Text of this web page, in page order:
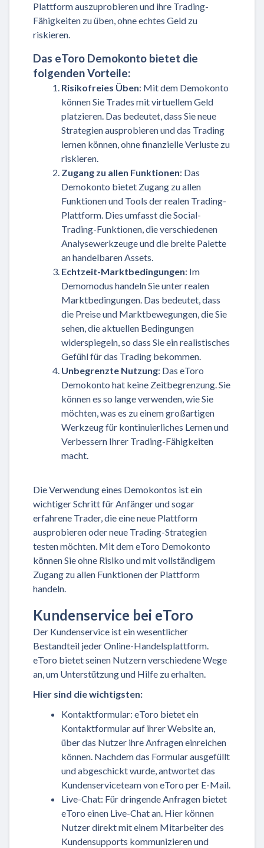
Plattform auszuprobieren und ihre Trading-
Fähigkeiten zu üben, ohne echtes Geld zu
riskieren.
Das eToro Demokonto bietet die
folgenden Vorteile:
Risikofreies Üben: Mit dem Demokonto
können Sie Trades mit virtuellem Geld
platzieren. Das bedeutet, dass Sie neue
Strategien ausprobieren und das Trading
lernen können, ohne finanzielle Verluste zu
riskieren.
Zugang zu allen Funktionen: Das
Demokonto bietet Zugang zu allen
Funktionen und Tools der realen Trading-
Plattform. Dies umfasst die Social-
Trading-Funktionen, die verschiedenen
Analysewerkzeuge und die breite Palette
an handelbaren Assets.
Echtzeit-Marktbedingungen: Im
Demomodus handeln Sie unter realen
Marktbedingungen. Das bedeutet, dass
die Preise und Marktbewegungen, die Sie
sehen, die aktuellen Bedingungen
widerspiegeln, so dass Sie ein realistisches
Gefühl für das Trading bekommen.
Unbegrenzte Nutzung: Das eToro
Demokonto hat keine Zeitbegrenzung. Sie
können es so lange verwenden, wie Sie
möchten, was es zu einem großartigen
Werkzeug für kontinuierliches Lernen und
Verbessern Ihrer Trading-Fähigkeiten
macht.
Die Verwendung eines Demokontos ist ein
wichtiger Schritt für Anfänger und sogar
erfahrene Trader, die eine neue Plattform
ausprobieren oder neue Trading-Strategien
testen möchten. Mit dem eToro Demokonto
können Sie ohne Risiko und mit vollständigem
Zugang zu allen Funktionen der Plattform
handeln.
Kundenservice bei eToro
Der Kundenservice ist ein wesentlicher
Bestandteil jeder Online-Handelsplattform.
eToro bietet seinen Nutzern verschiedene Wege
an, um Unterstützung und Hilfe zu erhalten.
Hier sind die wichtigsten:
Kontaktformular: eToro bietet ein
Kontaktformular auf ihrer Website an,
über das Nutzer ihre Anfragen einreichen
können. Nachdem das Formular ausgefüllt
und abgeschickt wurde, antwortet das
Kundenserviceteam von eToro per E-Mail.
Live-Chat: Für dringende Anfragen bietet
eToro einen Live-Chat an. Hier können
Nutzer direkt mit einem Mitarbeiter des
Kundensupports kommunizieren und